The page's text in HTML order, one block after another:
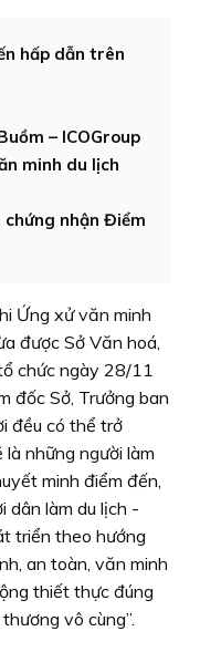
hấp dẫn trên
– ICOGroup
minh du lịch
chứng nhận Điểm
Ứng xử văn minh
được Sở Văn hoá,
chức ngày 28/11
đốc Sở, Trưởng ban
đều có thể trở
những người làm
minh điểm đến,
dân làm du lịch -
triển theo hướng
an toàn, văn minh
thiết thực đúng
vô cùng”.